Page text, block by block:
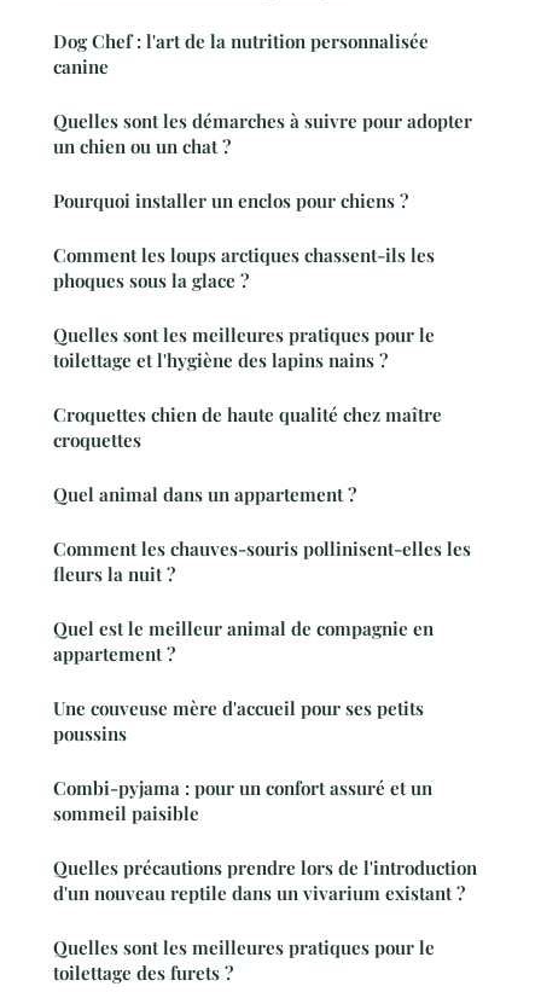
Dog Chef : l'art de la nutrition personnalisée
canine
Quelles sont les démarches à suivre pour adopter
un chien ou un chat ?
Pourquoi installer un enclos pour chiens ?
Comment les loups arctiques chassent-ils les
phoques sous la glace ?
Quelles sont les meilleures pratiques pour le
toilettage et l'hygiène des lapins nains ?
Croquettes chien de haute qualité chez maître
croquettes
Quel animal dans un appartement ?
Comment les chauves-souris pollinisent-elles les
fleurs la nuit ?
Quel est le meilleur animal de compagnie en
appartement ?
Une couveuse mère d'accueil pour ses petits
poussins
Combi-pyjama : pour un confort assuré et un
sommeil paisible
Quelles précautions prendre lors de l'introduction
d'un nouveau reptile dans un vivarium existant ?
Quelles sont les meilleures pratiques pour le
toilettage des furets ?